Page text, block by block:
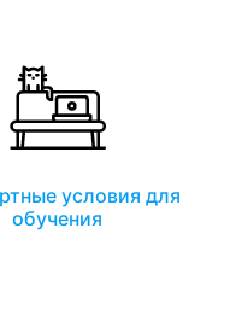
условия для
обучения